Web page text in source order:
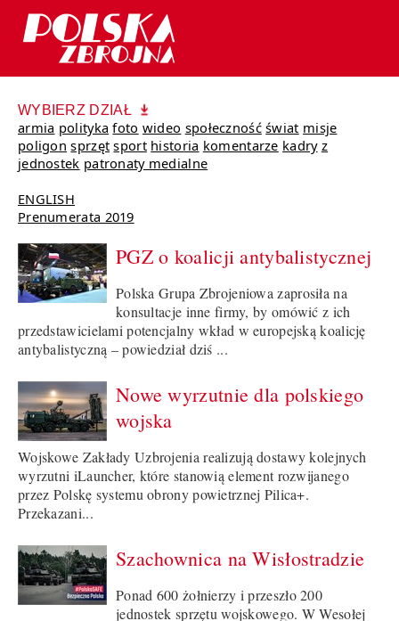
WYBIERZ DZIAŁ
armia polityka foto wideo społeczność świat misje
poligon sprzęt sport historia komentarze kadry z
jednostek patronaty medialne
ENGLISH
Prenumerata 2019
PGZ o koalicji antybalistycznej
Polska Grupa Zbrojeniowa zaprosiła na
konsultacje inne firmy, by omówić z ich
przedstawicielami potencjalny wkład w europejską koalicję
antybalistyczną – powiedział dziś ...
Nowe wyrzutnie dla polskiego
wojska
Wojskowe Zakłady Uzbrojenia realizują dostawy kolejnych
wyrzutni iLauncher, które stanowią element rozwijanego
przez Polskę systemu obrony powietrznej Pilica+.
Przekazani...
Szachownica na Wisłostradzie
Ponad 600 żołnierzy i przeszło 200
jednostek sprzętu wojskowego. W Wesołej